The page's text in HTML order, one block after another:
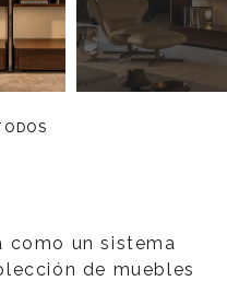
como un sistema
de muebles